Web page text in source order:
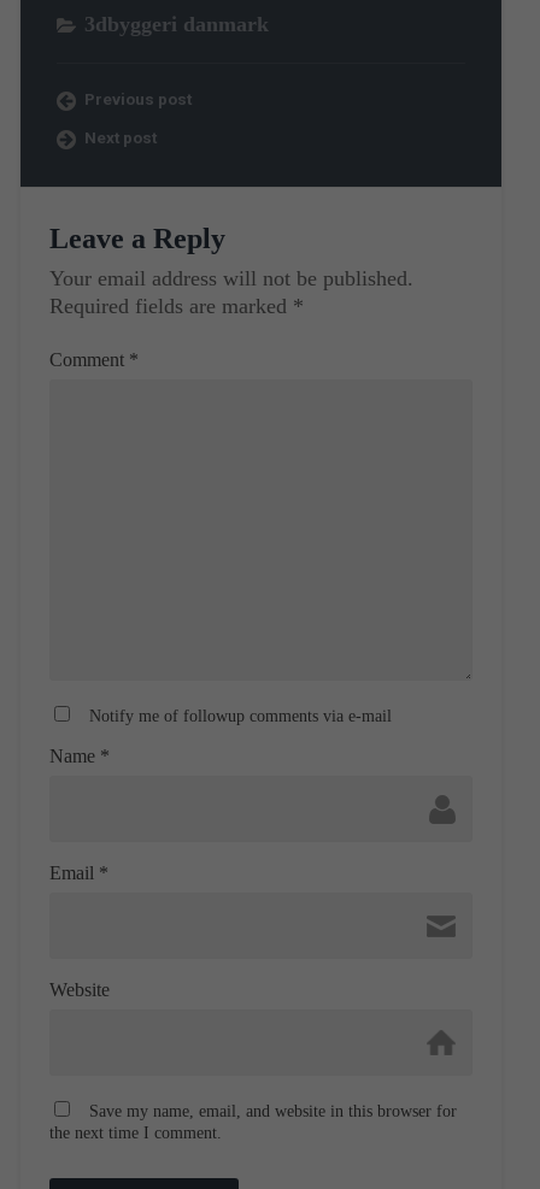
3dbyggeri danmark
Previous post
Next post
Leave a Reply
Your email address will not be published.
Required fields are marked *
Comment *
Notify me of followup comments via e-mail
Name *
Email *
Website
Save my name, email, and website in this browser for
the next time I comment.